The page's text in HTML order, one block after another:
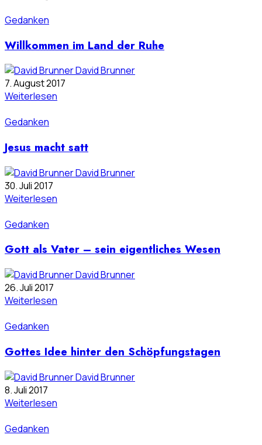
Gedanken
Willkommen im Land der Ruhe
David Brunner
7. August 2017
Weiterlesen
Gedanken
Jesus macht satt
David Brunner
30. Juli 2017
Weiterlesen
Gedanken
Gott als Vater – sein eigentliches Wesen
David Brunner
26. Juli 2017
Weiterlesen
Gedanken
Gottes Idee hinter den Schöpfungstagen
David Brunner
8. Juli 2017
Weiterlesen
Gedanken